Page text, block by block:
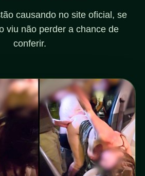
causando no site oficial, se
viu não perder a chance de
conferir.